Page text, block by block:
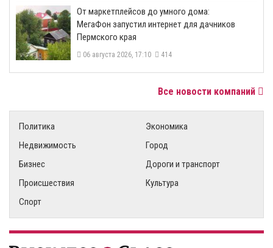
От маркетплейсов до умного дома:
МегаФон запустил интернет для дачников
Пермского края
06 августа 2026, 17:10 414
Все новости компаний
Политика
Экономика
Недвижимость
Город
Бизнес
Дороги и транспорт
Происшествия
Культура
Спорт